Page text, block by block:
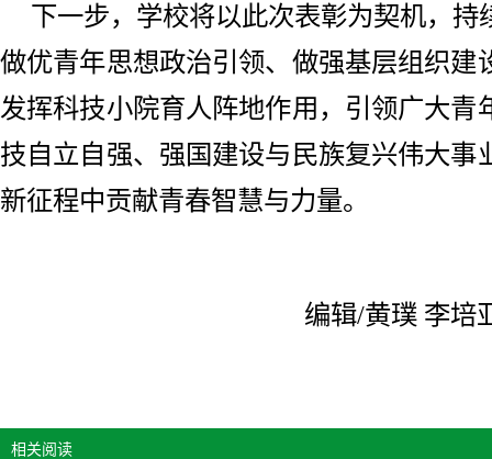
下一步，学校将以此次表彰为契机，持
做优青年思想政治引领、做强基层组织建
发挥科技小院育人阵地作用，引领广大青
技自立自强、强国建设与民族复兴伟大事
新征程中贡献青春智慧与力量。
编辑/黄璞 李培
相关阅读